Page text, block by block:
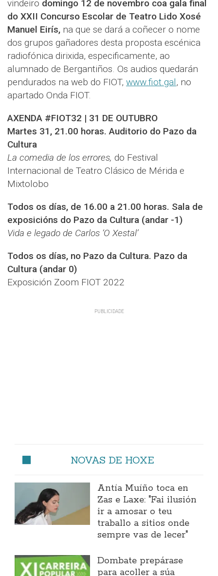
vindeiro domingo 12 de novembro coa gala final
do XXII Concurso Escolar de Teatro Lido Xosé
Manuel Eirís, na que se dará a coñecer o nome
dos grupos gañadores desta proposta escénica
radiofónica dirixida, especificamente, ao
alumnado de Bergantiños. Os audios quedarán
pendurados na web do FIOT, www.fiot.gal, no
apartado Onda FIOT.
AXENDA #FIOT32 | 31 DE OUTUBRO
Martes 31, 21.00 horas. Auditorio do Pazo da
Cultura
La comedia de los errores, do Festival
Internacional de Teatro Clásico de Mérida e
Mixtolobo
Todos os días, de 16.00 a 21.00 horas. Sala de
exposicións do Pazo da Cultura (andar -1)
Vida e legado de Carlos ‘O Xestal’
Todos os días, no Pazo da Cultura. Pazo da
Cultura (andar 0)
Exposición Zoom FIOT 2022
NOVAS DE HOXE
Antía Muíño toca en
Zas e Laxe: "Fai ilusión
ir a amosar o teu
traballo a sitios onde
sempre vas de lecer"
Dombate prepárase
para acoller a súa